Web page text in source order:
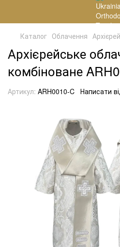
Каталог Облачення
Архієрейське
комбіноване
Артикул: ARH0010-C Написати